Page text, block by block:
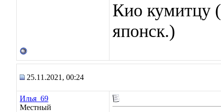
Кио кумитцу
японск.)
25.11.2021, 00:24
Илья_69
Местный